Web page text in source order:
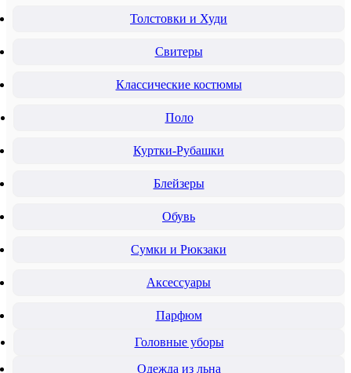
Толстовки и Худи
Свитеры
Классические костюмы
Поло
Куртки-Рубашки
Блейзеры
Обувь
Сумки и Рюкзаки
Аксессуары
Парфюм
Головные уборы
Одежда из льна